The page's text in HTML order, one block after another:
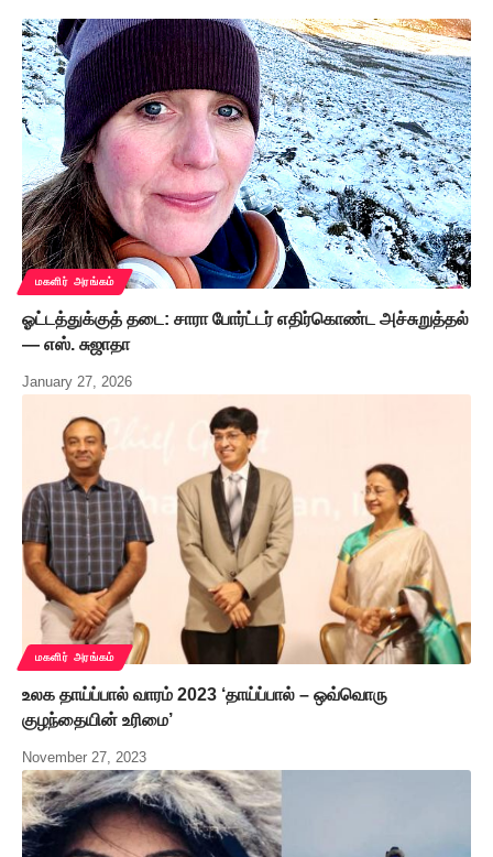
மகளிர் அரங்கம்
ஓட்டத்துக்குத் தடை: சாரா போர்ட்டர் எதிர்கொண்ட அச்சுறுத்தல்
— எஸ். சுஜாதா
January 27, 2026
மகளிர் அரங்கம்
உலக தாய்ப்பால் வாரம் 2023 ‘தாய்ப்பால் – ஒவ்வொரு
குழந்தையின் உரிமை’
November 27, 2023